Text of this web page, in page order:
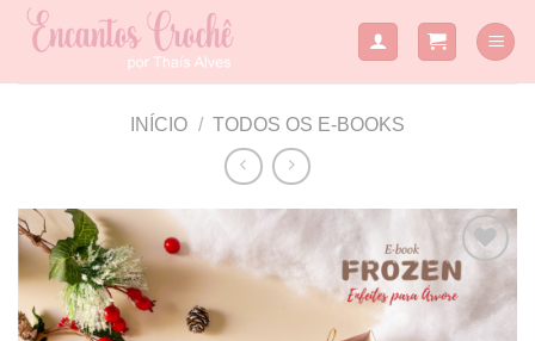
Skip
INÍCIO / TODOS OS E-BOOKS
Adicionar